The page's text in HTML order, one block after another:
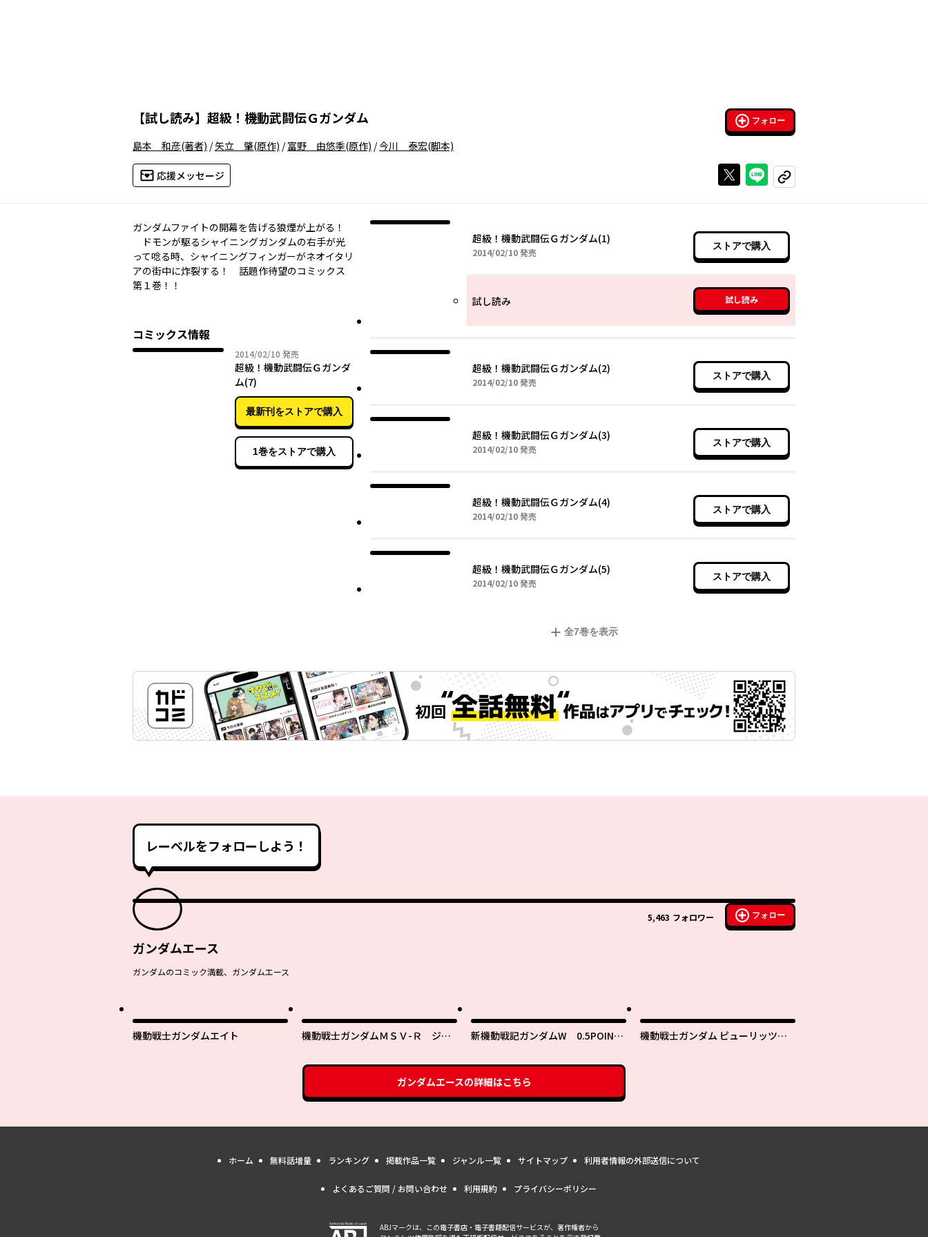
【試し読み】 超級！機動武闘伝Ｇガンダム フォロー
島本 和彦(著者) /矢立 肇(原作) /富野 由悠季(原作) /今川 泰宏(脚本)
応援メッセージ Xで投稿するラインでシェアする
コピーする
ガンダムファイトの開幕を告げる狼煙が上がる！
ドモンが駆るシャイニングガンダムの右手が光
って唸る時、シャイニングフィンガーがネオイタリ
アの街中に炸裂する！ 話題作待望のコミックス
第１巻！！
コミックス情報
2014/02/10 2014年02月10日
発売
超級！機動武闘伝Ｇガンダ
ム(7)
最新刊をストアで購入
1巻をストアで購入
超級！機動武闘伝Ｇガンダム(1)
2014/02/102014年02月10日
発売
ストアで購入
試し読み 試し読み
超級！機動武闘伝Ｇガンダム(2)
2014/02/102014年02月10日
発売
ストアで購入
超級！機動武闘伝Ｇガンダム(3)
2014/02/102014年02月10日
発売
ストアで購入
超級！機動武闘伝Ｇガンダム(4)
2014/02/102014年02月10日
発売
ストアで購入
超級！機動武闘伝Ｇガンダム(5)
2014/02/102014年02月10日
発売
ストアで購入
全7巻を表示
レーベルをフォローしよう！
5,463 フォロワー フォロー
ガンダムエース
ガンダムのコミック満載、ガンダムエース
機動戦士ガンダムエイト
機動戦士ガンダムＭＳＶ-Ｒ ジョ
新機動戦記ガンダムW 0.5POINT
機動戦士ガンダム ピューリッツァ
ガンダムエースの詳細はこちら
ホーム 無料話増量 ランキング 掲載作品一覧 ジャンル一覧 サイトマップ 利用者情報の外部送信について
よくあるご質問 / お問い合わせ 利用規約 プライバシーポリシー
ABJマークは、この電子書店・電子書籍配信サービスが、著作権者から